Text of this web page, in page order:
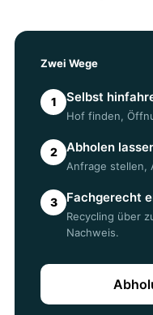
Zwei Wege
1 Selbst
Hof finden,
2 Abholen
Anfrage stellen,
3 Fachgerecht
Recycling über
Nachweis.